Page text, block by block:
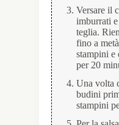
Versare il
imburrati
teglia.
fino a
stampini e
per 20
Una volta
budini
stampini